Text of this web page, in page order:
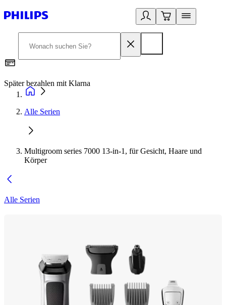
Später bezahlen mit Klarna
Alle Serien
Multigroom series 7000 13-in-1, für Gesicht, Haare und
Körper
Alle Serien